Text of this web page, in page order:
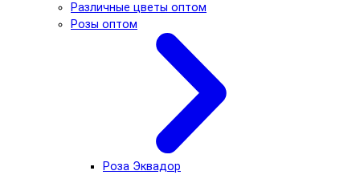
Различные цветы оптом
Розы оптом
Роза Эквадор